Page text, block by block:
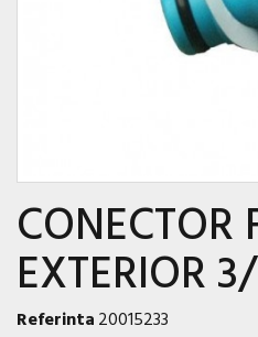
CONECTOR
EXTERIOR
Referinta20015233